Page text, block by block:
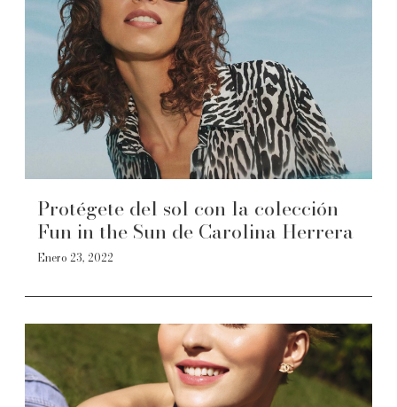
Protégete del sol con la colección
Fun in the Sun de Carolina Herrera
Enero 23, 2022